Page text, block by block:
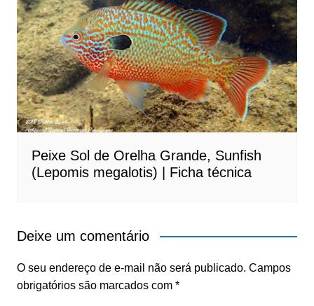
Peixe Sol de Orelha Grande, Sunfish
(Lepomis megalotis) | Ficha técnica
Deixe um comentário
O seu endereço de e-mail não será publicado. Campos
obrigatórios são marcados com *